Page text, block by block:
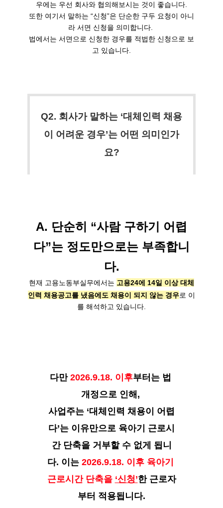
우에는 우선 회사와 협의해보시는 것이 좋습니다.
또한 여기서 말하는 “신청”은 단순한 구두 요청이 아니
라 서면 신청을 의미합니다.
법에서는 서면으로 신청한 경우를 적법한 신청으로 보
고 있습니다.
Q2. 회사가 말하는 ‘대체인력 채용
이 어려운 경우’는 어떤 의미인가
요?
A. 단순히 “사람 구하기 어렵
다”는 정도만으로는 부족합니
다.
현재 고용노동부실무에서는 고용24에 14일 이상 대체
인력 채용공고를 냈음에도 채용이 되지 않는 경우로 이
를 해석하고 있습니다.
다만 2026.9.18. 이후부터는 법
개정으로 인해,
사업주는 ‘대체인력 채용이 어렵
다’는 이유만으로 육아기 근로시
간 단축을 거부할 수 없게 됩니
다. 이는 2026.9.18. 이후 육아기
근로시간 단축을 ‘신청’한 근로자
부터 적용됩니다.